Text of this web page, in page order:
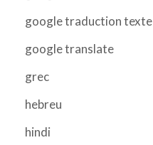
google traduction texte
google translate
grec
hebreu
hindi